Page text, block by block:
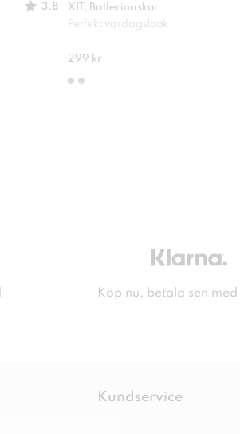
3.8
XIT, Ballerinaskor
Perfekt vardagslook
299 kr
Köp nu, betala sen
Kundservice